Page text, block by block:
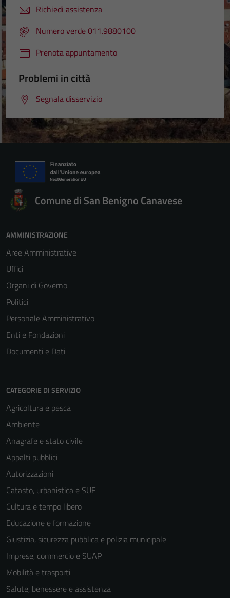
Richiedi assistenza
Numero verde 011.9880100
Prenota appuntamento
Problemi in città
Segnala disservizio
Comune di San Benigno Canavese
AMMINISTRAZIONE
Aree Amministrative
Uffici
Organi di Governo
Politici
Personale Amministrativo
Enti e Fondazioni
Documenti e Dati
CATEGORIE DI SERVIZIO
Agricoltura e pesca
Ambiente
Anagrafe e stato civile
Appalti pubblici
Autorizzazioni
Catasto, urbanistica e SUE
Cultura e tempo libero
Educazione e formazione
Giustizia, sicurezza pubblica e polizia municipale
Imprese, commercio e SUAP
Mobilità e trasporti
Salute, benessere e assistenza